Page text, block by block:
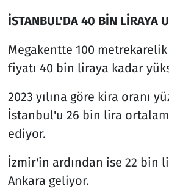
İSTANBUL'DA 40 BİN LİRAYA
Megakentte 100
fiyatı 40 bin liraya kadar
2023 yılına göre kira oranı
İstanbul'u 26 bin lira
ediyor.
İzmir'in ardından ise 22 bin
Ankara geliyor.